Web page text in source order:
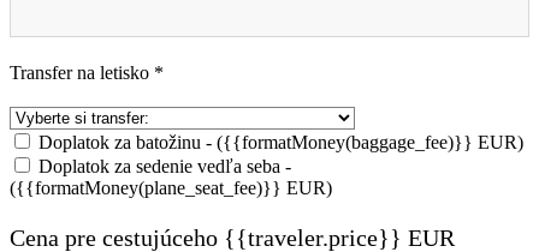
Transfer na letisko *
Doplatok za batožinu - ({{formatMoney(baggage_fee)}} EUR)
Doplatok za sedenie vedľa seba -
({{formatMoney(plane_seat_fee)}} EUR)
Cena pre cestujúceho {{traveler.price}} EUR